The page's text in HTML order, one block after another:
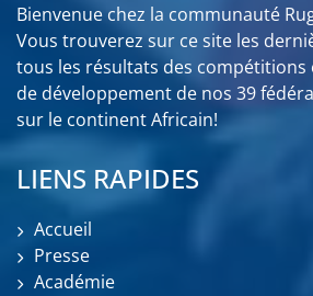
Bienvenue chez la communauté
Vous trouverez sur ce site les
tous les résultats des
de développement de nos 39
sur le continent Africain!
LIENS RAPIDES
Accueil
Presse
Académie